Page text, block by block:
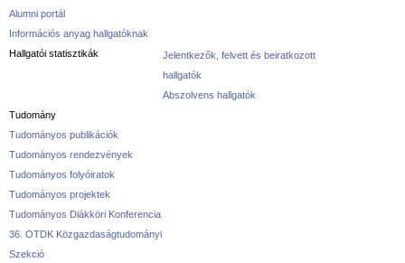
Alumni portál
Információs anyag hallgatóknak
Hallgatói statisztikák
Jelentkezők, felvett és beiratkozott
hallgatók
Abszolvens hallgatók
Tudomány
Tudományos publikációk
Tudományos rendezvények
Tudományos folyóiratok
Tudományos projektek
Tudományos Diákköri Konferencia
36. OTDK Közgazdaságtudományi
Szekció